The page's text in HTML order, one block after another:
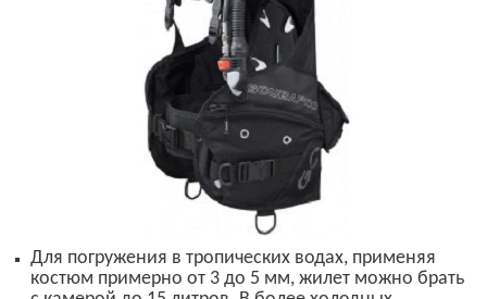
Для погружения в тропических водах, применяя
костюм примерно от 3 до 5 мм, жилет можно брать